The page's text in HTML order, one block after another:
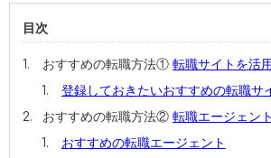
目次
おすすめの転職方法① 転職サイトを活用
登録しておきたいおすすめの転職サ
おすすめの転職方法② 転職エージェン
おすすめの転職エージェント